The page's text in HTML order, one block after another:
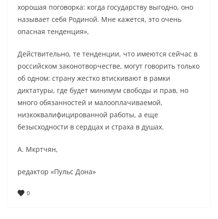
хорошая поговорка: когда государству выгодно, оно
называет себя Родиной. Мне кажется, это очень
опасная тенденция»,
Действительно, те тенденции, что имеются сейчас в
российском законотворчестве, могут говорить только
об одном: страну жестко втискивают в рамки
диктатуры, где будет минимум свободы и прав, но
много обязанностей и малооплачиваемой,
низкоквалифицированной работы, а еще
безысходности в сердцах и страха в душах.
А. Мкртчян,
редактор «Пульс Дона»
0